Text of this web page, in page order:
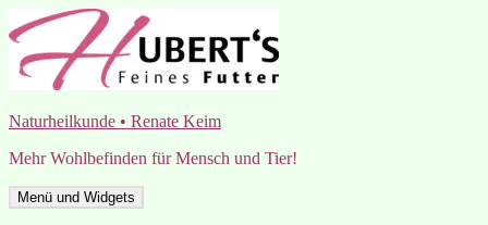
Zum
Inhalt
springen
Naturheilkunde • Renate Keim
Mehr Wohlbefinden für Mensch und Tier!
Menü und Widgets